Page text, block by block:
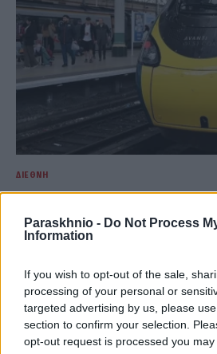
Paraskhnio - Do Not Process
Information
If you wish to opt-out of the sale,
processing of your personal or
targeted advertising by us, please
section to confirm your selection.
opt-out request is processed you
ΔΙΕΘΝΉ
«παραλύει» το δίκτυο –
δρομολογίων